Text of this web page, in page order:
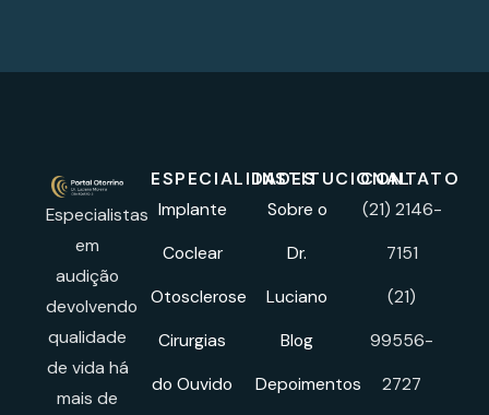
Especialistas
em
audição
devolvendo
qualidade
de vida há
mais de
ESPECIALIDADES
Implante
Coclear
Otosclerose
Cirurgias
do Ouvido
INSTITUCIONAL
Sobre o
Dr.
Luciano
Blog
Depoimentos
CONTATO
(21) 2146-
7151
(21)
99556-
2727